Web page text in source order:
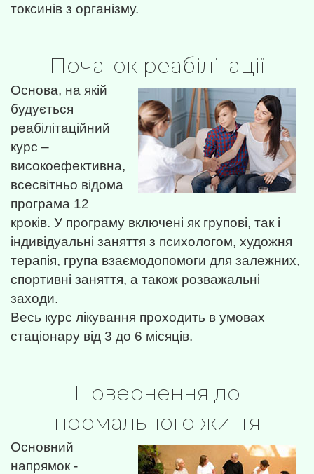
токсинів з організму.
Початок реабілітації
Основа, на якій
будується
реабілітаційний
курс –
високоефективна,
всесвітньо відома
програма 12
кроків. У програму включені як групові, так і
індивідуальні заняття з психологом, художня
терапія, група взаємодопомоги для залежних,
спортивні заняття, а також розважальні
заходи.
Весь курс лікування проходить в умовах
стаціонару від 3 до 6 місяців.
Повернення до
нормального життя
Основний
напрямок -